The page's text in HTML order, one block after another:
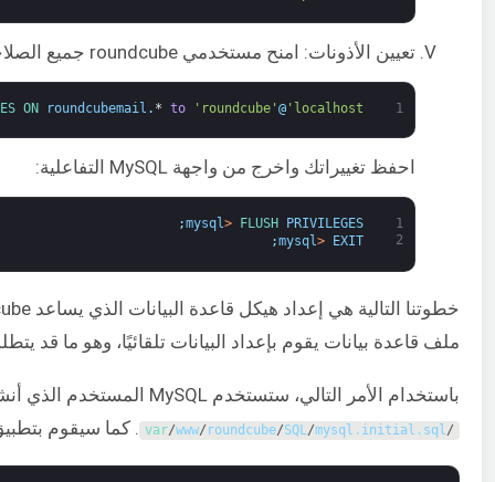
تعيين الأذونات: امنح مستخدمي roundcube جميع الصلاحيات على قاعدة بيانات
1
ON roundcubemail . * to 'roundcube'@ 'localhost'
احفظ تغييراتك واخرج من واجهة MySQL التفاعلية:
1
2
mysql> FLUSH PRIVILEGES
;
mysql> EXIT
;
ملف قاعدة بيانات يقوم بإعداد البيانات تلقائيًا، وهو ما قد
باستخدام الأمر التالي، ستستخدم MySQL المستخدم الذي أنشأناه حديثًا لقراءة ملف
/
var/www/ roundcube/SQL/mysql . initial . sql . كما سيقوم